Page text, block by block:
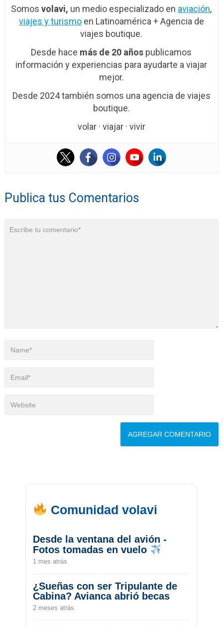
Somosvolavi, un medio especializado en aviación,
viajes y turismoen Latinoamérica + Agencia de
viajes boutique.
Desde hace más de 20 años publicamos
información y experiencias para ayudarte a viajar
mejor.
Desde 2024 también somos una agencia de viajes
boutique.
volar · viajar · vivir
Publica tus Comentarios
Comunidad volavi
Desde la ventana del avión -
Fotos tomadas en vuelo
1 mes atrás
¿Sueñas con ser Tripulante de
Cabina? Avianca abrió becas
2 meses atrás